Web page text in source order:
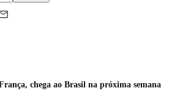
chega ao Brasil na próxima semana